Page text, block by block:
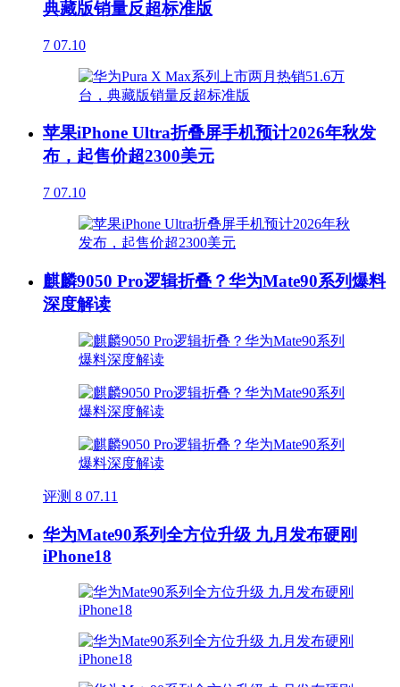
典藏版销量反超标准版
7 07.10
苹果iPhone Ultra折叠屏手机预计2026年秋发
布，起售价超2300美元
7 07.10
麒麟9050 Pro逻辑折叠？华为Mate90系列爆料
深度解读
评测 8 07.11
华为Mate90系列全方位升级 九月发布硬刚
iPhone18